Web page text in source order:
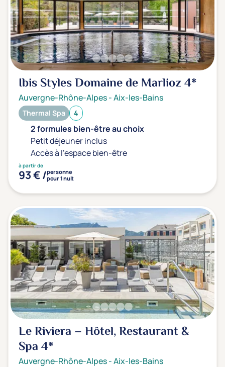
Ibis Styles Domaine de Marlioz4*
Auvergne-Rhône-Alpes-Aix-les-Bains
Thermal Spa 4
2 formules bien-être au choix
Petit déjeuner inclus
Accès à l'espace bien-être
à partir de
93 € /personne
pour 1 nuit
Le Riviera – Hôtel, Restaurant &
Spa4*
Auvergne-Rhône-Alpes-Aix-les-Bains